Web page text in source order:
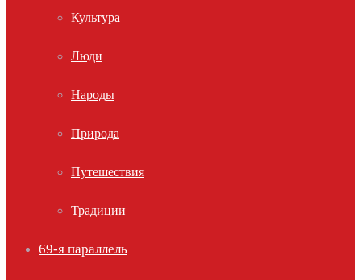
Культура
Люди
Народы
Природа
Путешествия
Традиции
69-я параллель